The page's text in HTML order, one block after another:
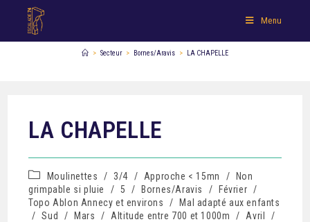
Menu
> Secteur > Bornes/Aravis > LA CHAPELLE
LA CHAPELLE
Moulinettes / 3/4 / Approche < 15mn /
Non
grimpable si pluie
/ 5 / Bornes/Aravis / Février /
Topo Ablon Annecy et environs
/
Mal adapté aux enfants
/ Sud / Mars / Altitude entre 700 et 1000m / Avril
/